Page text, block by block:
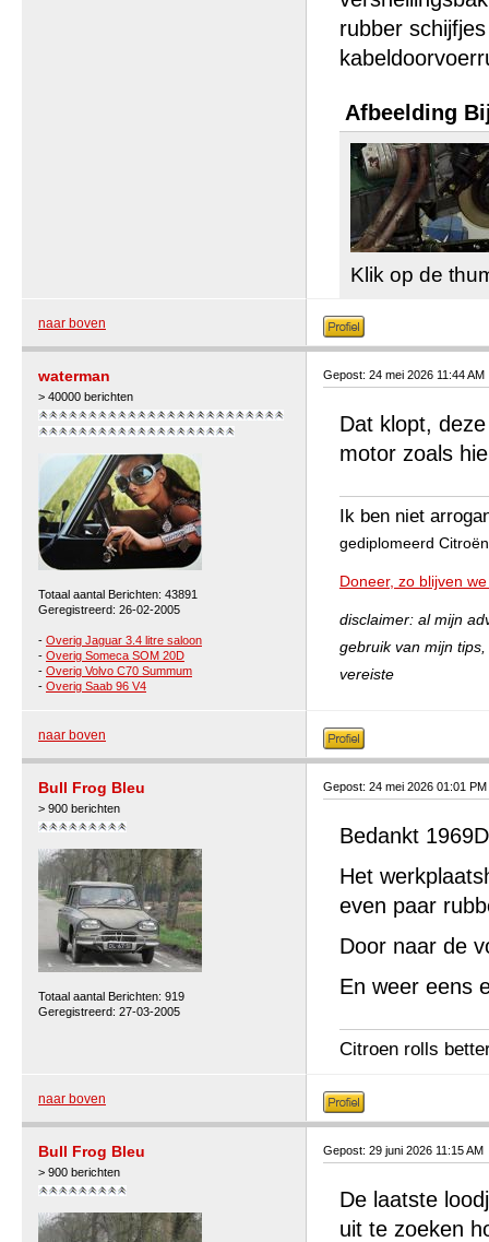
rubber
Afbeelding
Klik op de
naar boven
waterman
> 40000 berichten
Totaal aantal Berichten: 43891
Geregistreerd: 26-02-2005
- Overig Jaguar 3.4 litre saloon
- Overig Someca SOM 20D
- Overig Volvo C70 Summum
- Overig Saab 96 V4
Gepost: 24 mei 2026 11:44 AM
Dat klopt,
motor zoals
Ik ben niet
gediplomeerd
Doneer, zo blijven
disclaimer: al mijn
gebruik van mijn
vereiste
naar boven
Bull Frog Bleu
> 900 berichten
Totaal aantal Berichten: 919
Geregistreerd: 27-03-2005
Gepost: 24 mei 2026 01:01 PM
Bedankt
Het
even paar
Door naar de
En weer eens
Citroen rolls
naar boven
Bull Frog Bleu
> 900 berichten
Gepost: 29 juni 2026 11:15 AM
De laatste
uit te zoeken